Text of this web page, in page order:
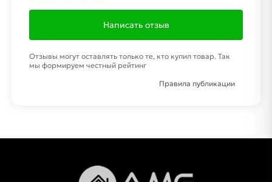
Написать отзыв
Отзывы могут оставлять только те, кто купил товар. Так
мы формируем честный рейтинг
Правила публикации